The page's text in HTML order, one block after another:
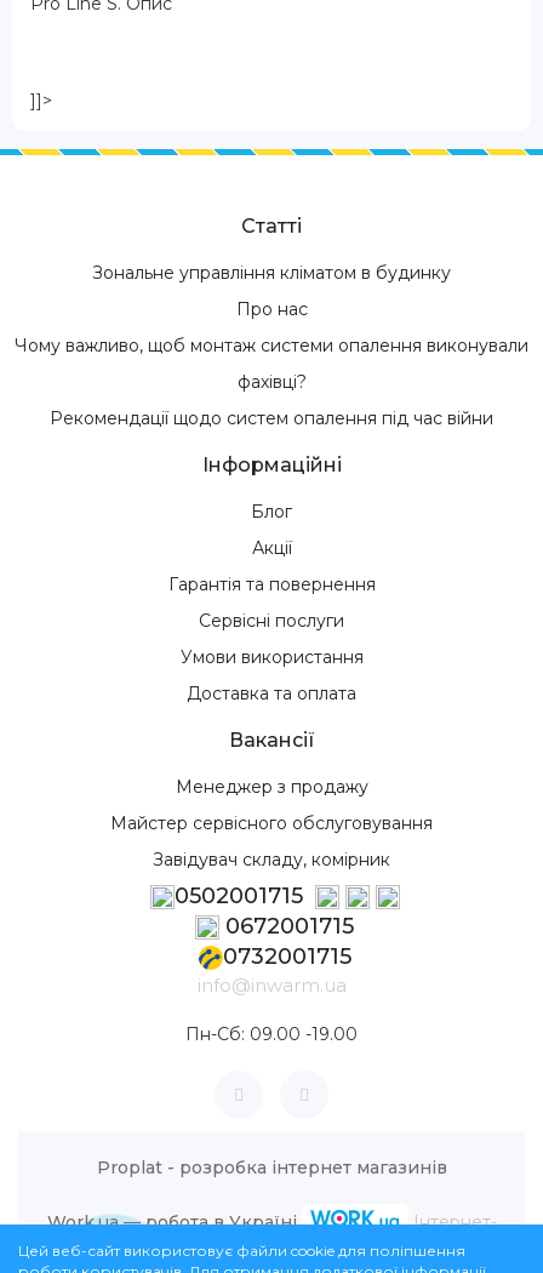
]]>
Статті
Зональне управління кліматом в будинку
Про нас
Чому важливо, щоб монтаж системи опалення виконували
фахівці?
Рекомендації щодо систем опалення під час війни
Інформаційні
Блог
Акції
Гарантія та повернення
Сервісні послуги
Умови використання
Доставка та оплата
Вакансії
Менеджер з продажу
Майстер сервісного обслуговування
Завідувач складу, комірник
0502001715
0672001715
0732001715
info@inwarm.ua
Пн-Сб: 09.00 -19.00
Proplat - розробка інтернет магазинів
Work.ua — робота в Україні
Інтернет-
магазин InWarm © 2026
Цей веб-сайт використовує файли cookie для поліпшення